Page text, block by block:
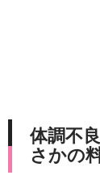
体調不
さかの